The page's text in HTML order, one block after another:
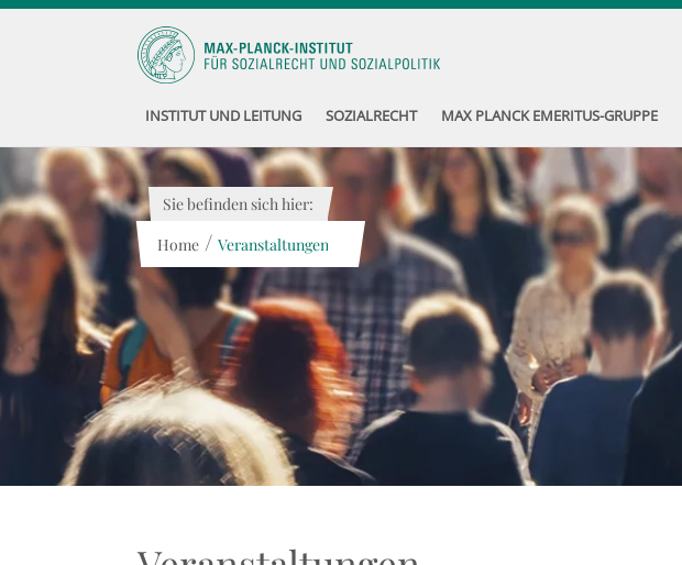
INSTITUT UND LEITUNG SOZIALRECHT MAX PLANCK EMERITUS-GRUPPE
Sie befinden sich hier:
Home / Veranstaltungen